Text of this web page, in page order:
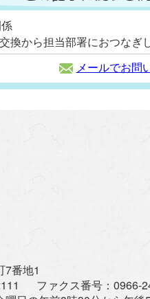
換から担当部署におつなぎ
メールでお問
7番地1
ファクス番号： 0966-